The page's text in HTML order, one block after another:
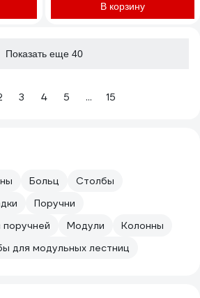
В корзину
Показать еще 40
3 4 5 ... 15
Больц
Столбы
Поручни
Модули
Колонны
для модульных лестниц